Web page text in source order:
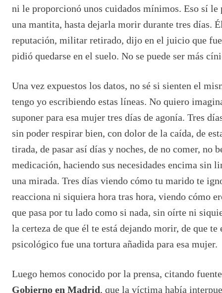
ni le proporcionó unos cuidados mínimos. Eso sí le
una mantita, hasta dejarla morir durante tres días.
reputación, militar retirado, dijo en el juicio que
pidió quedarse en el suelo. No se puede ser más
Una vez expuestos los datos, no sé si sienten el
tengo yo escribiendo estas líneas. No quiero
suponer para esa mujer tres días de agonía. Tres
sin poder respirar bien, con dolor de la caída, de
tirada, de pasar así días y noches, de no comer, no
medicación, haciendo sus necesidades encima sin
una mirada. Tres días viendo cómo tu marido te
reacciona ni siquiera hora tras hora, viendo cómo
que pasa por tu lado como si nada, sin oírte ni
la certeza de que él te está dejando morir, de que te
psicológico fue una tortura añadida para esa mujer.
Luego hemos conocido por la prensa, citando
Gobierno en Madrid, que la víctima había